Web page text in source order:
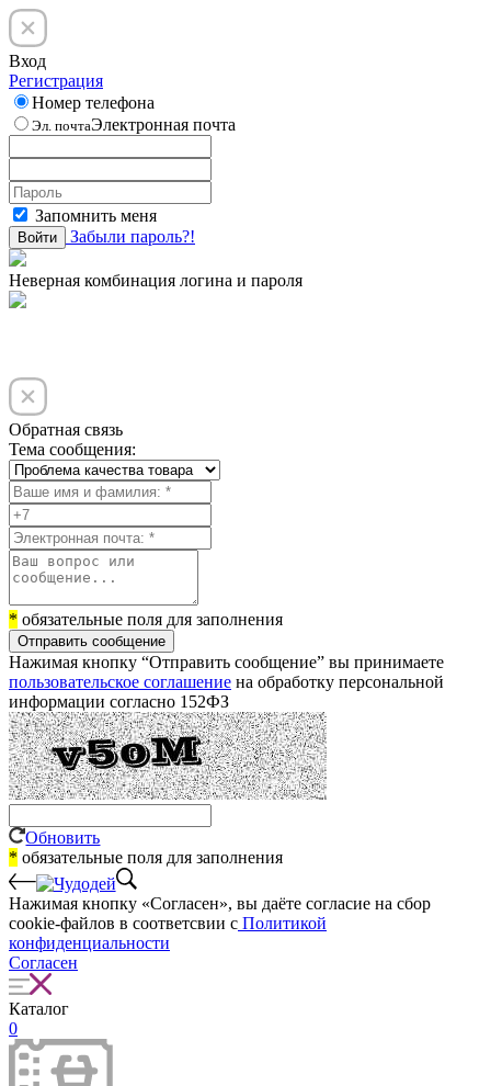
Вход
Регистрация
Номер телефона
Эл. почтаЭлектронная почта
Запомнить меня
Войти Забыли пароль?!
Неверная комбинация логина и пароля
Обратная связь
Тема сообщения:
* обязательные поля для заполнения
Отправить сообщение
Нажимая кнопку “Отправить сообщение” вы принимаете
пользовательское соглашение на обработку персональной
информации согласно 152ФЗ
Обновить
* обязательные поля для заполнения
Нажимая кнопку «Согласен», вы даёте cогласие на сбор
cookie-файлов в соответсвии с Политикой
конфиденциальности
Согласен
Каталог
0